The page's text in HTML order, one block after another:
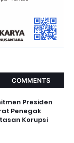
COMMENTS
Presiden
Penegak
Korupsi